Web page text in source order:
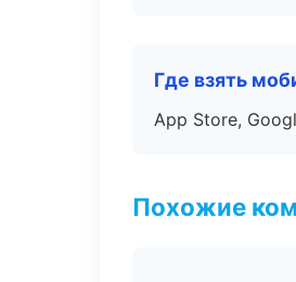
Где взять
App Store,
Похожие